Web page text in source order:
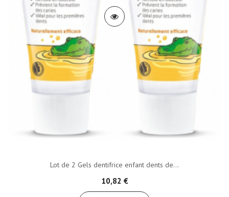
Lot de 2 Gels dentifrice enfant dents de...
10,82 €